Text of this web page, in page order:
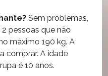
Sem problemas,
pessoas que não
máximo 190 kg. A
comprar. A idade
é 10 anos.